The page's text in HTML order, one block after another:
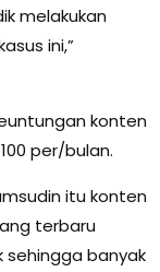
melakukan
ini,”
konten
per/bulan.
itu konten
terbaru
banyak